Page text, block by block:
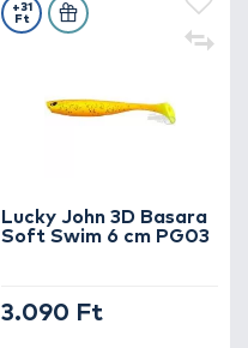
Lucky John 3D Basara
Soft Swim 6 cm PG03
+31
Ft
3.090 Ft